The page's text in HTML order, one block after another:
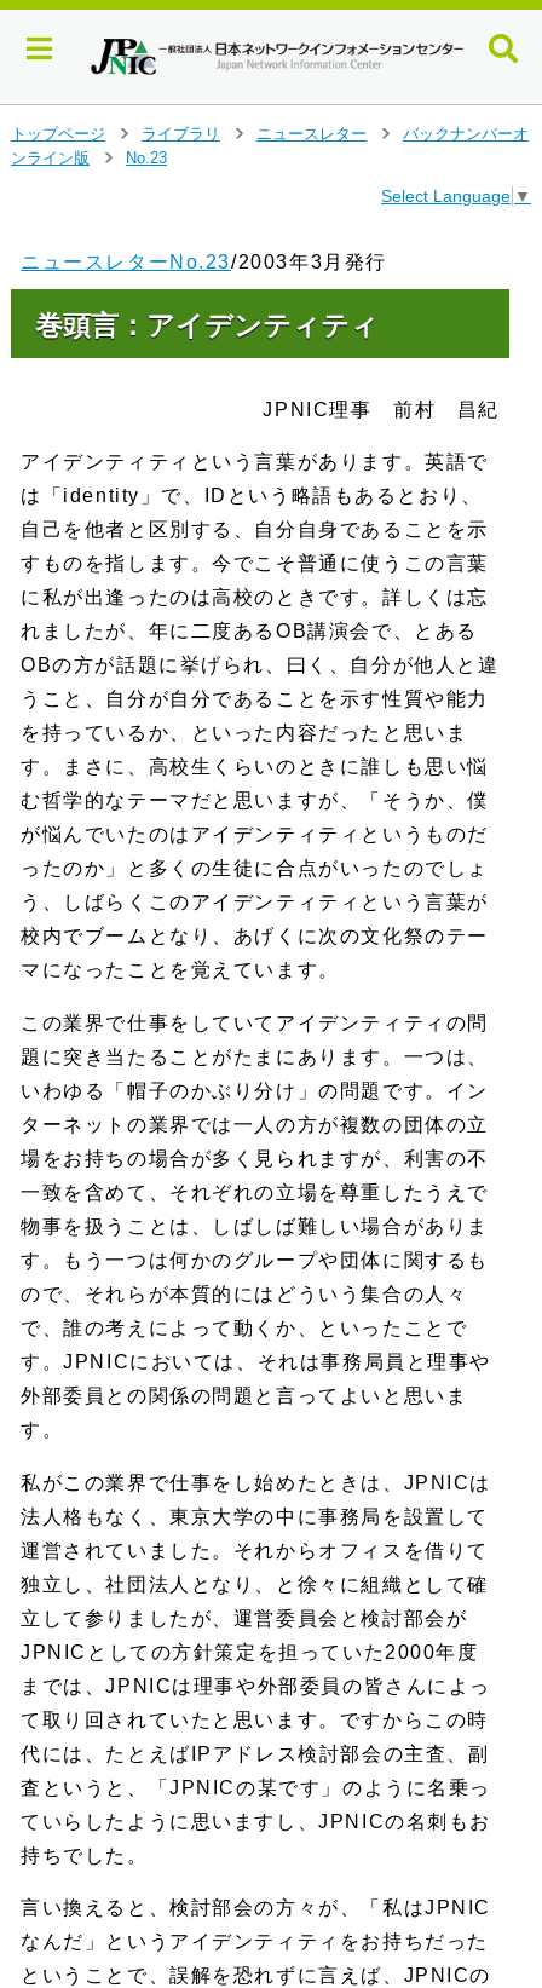
イ
トップページ
>
ライブラリ
ニュースレター
バックナンバーオ
ンライン版
No.23
Select Language ▼
ニュースレターNo.23/2003年3月発行
巻頭言：アイデンティティ
JPNIC理事 前村 昌紀
アイデンティティという言葉があります。英語で
は「identity」で、IDという略語もあるとおり、
自己を他者と区別する、自分自身であることを示
すものを指します。今でこそ普通に使うこの言葉
に私が出逢ったのは高校のときです。詳しくは忘
れましたが、年に二度あるOB講演会で、とある
OBの方が話題に挙げられ、曰く、自分が他人と違
うこと、自分が自分であることを示す性質や能力
を持っているか、といった内容だったと思いま
す。まさに、高校生くらいのときに誰しも思い悩
む哲学的なテーマだと思いますが、「そうか、僕
が悩んでいたのはアイデンティティというものだ
ったのか」と多くの生徒に合点がいったのでしょ
う、しばらくこのアイデンティティという言葉が
校内でブームとなり、あげくに次の文化祭のテー
マになったことを覚えています。
この業界で仕事をしていてアイデンティティの問
題に突き当たることがたまにあります。一つは、
いわゆる「帽子のかぶり分け」の問題です。イン
ターネットの業界では一人の方が複数の団体の立
場をお持ちの場合が多く見られますが、利害の不
一致を含めて、それぞれの立場を尊重したうえで
物事を扱うことは、しばしば難しい場合がありま
す。もう一つは何かのグループや団体に関するも
ので、それらが本質的にはどういう集合の人々
で、誰の考えによって動くか、といったことで
す。JPNICにおいては、それは事務局員と理事や
外部委員との関係の問題と言ってよいと思いま
す。
私がこの業界で仕事をし始めたときは、JPNICは
法人格もなく、東京大学の中に事務局を設置して
運営されていました。それからオフィスを借りて
独立し、社団法人となり、と徐々に組織として確
立して参りましたが、運営委員会と検討部会が
JPNICとしての方針策定を担っていた2000年度
までは、JPNICは理事や外部委員の皆さんによっ
て取り回されていたと思います。ですからこの時
代には、たとえばIPアドレス検討部会の主査、副
査というと、「JPNICの某です」のように名乗っ
ていらしたように思いますし、JPNICの名刺もお
持ちでした。
言い換えると、検討部会の方々が、「私はJPNIC
なんだ」というアイデンティティをお持ちだった
ということで、誤解を恐れずに言えば、JPNICの